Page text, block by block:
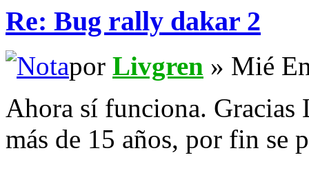
Re: Bug rally dakar 2
por Livgren » Mié
Ahora sí funciona.
más de 15 años, por fin se